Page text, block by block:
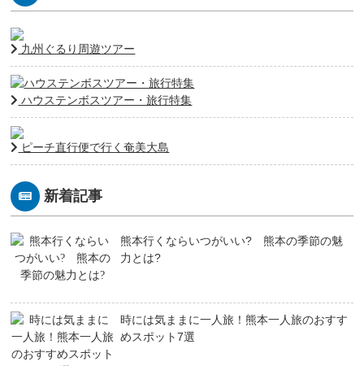
九州ぐるり周遊ツアー
ハウステンボスツアー・旅行特集
ピーチ直行便で行く奄美大島
新着記事
熊本行くならいつがいい? 熊本の季節の魅
力とは?
時には気ままに一人旅！熊本一人旅のおすす
めスポット7選